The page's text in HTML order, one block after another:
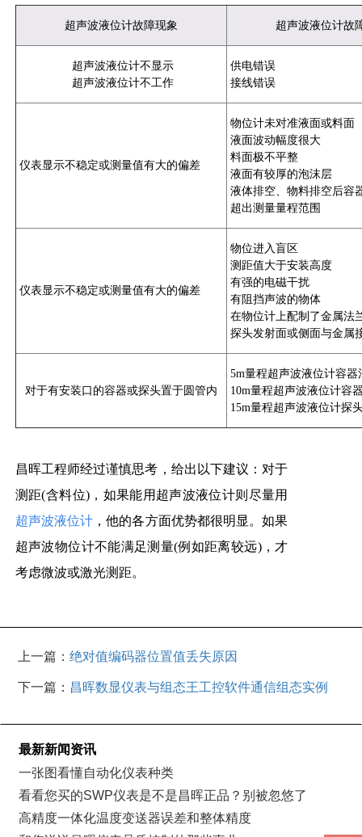
超声波液位计故障现象 超声波液位计故
超声波液位计不显示
超声波液位计不工作
供电错误
接线错误
仪表显示不稳定或测量值有大的偏差
物位计未对准液面或料面
液面波动幅度很大
料面极不平整
液面有较厚的泡沫层
液体排空、物料排空后容
超出测量量程范围
仪表显示不稳定或测量值有大的偏差
物位进入盲区
测距值大于安装高度
有强的电磁干扰
有阻挡声波的物体
在物位计上配制了金属法
探头发射面或侧面与金属
对于有安装口的容器或探头置于圆管内
5m量程超声波液位计容器
10m量程超声波液位计容
15m量程超声波液位计探
昌晖工程师经过谨慎思考，给出以下建议：对于
测距(含料位)，如果能用超声波液位计则尽量用
超声波液位计 ，他的各方面优势都很明显。如果
超声波物位计不能满足测量(例如距离较远)，才
考虑微波或激光测距。
上一篇：绝对值编码器位置值丢失原因
下一篇： 昌晖数显仪表与组态王工控软件通信组态实例
最新新闻资讯
一张图看懂自动化仪表种类
看看您买的SWP仪表是不是昌晖正品？别被忽悠了
高精度一体化温度变送器误差和整体精度